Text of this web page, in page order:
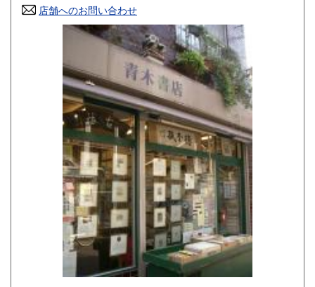
高知県 1,030円
1,290円 長崎県
1,290円 大分県
1,290円 鹿児島県
1,330円
店舗へのお問い合わせ